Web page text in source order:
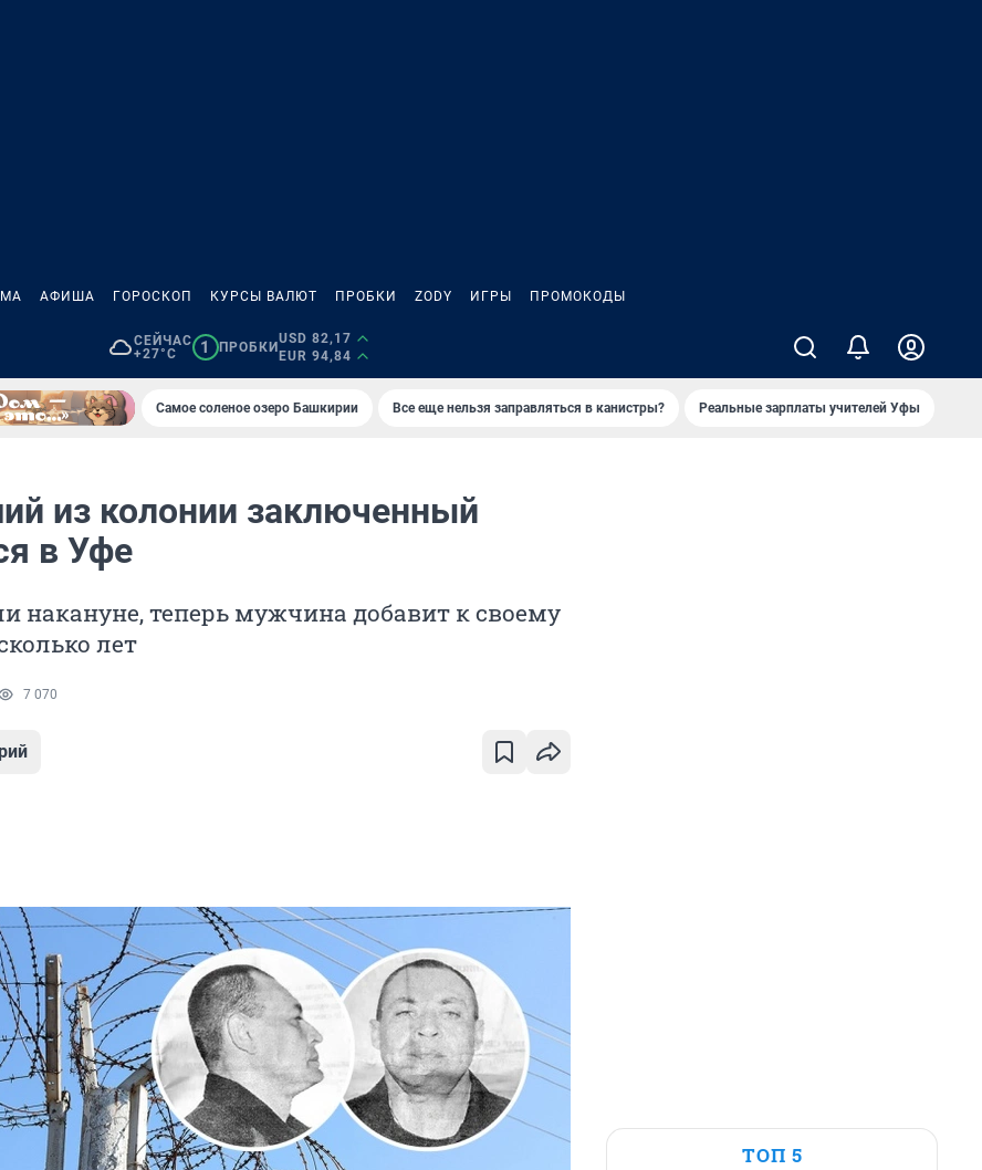
АФИША ГОРОСКОП КУРСЫ ВАЛЮТ ПРОБКИ ZODY ИГРЫ ПРОМОКОДЫ
СЕЙЧАС
+27°C
1 ПРОБКИ
USD 82,17
EUR 94,84
Самое соленое озеро Башкирии Все еще нельзя заправляться в канистры? Реальные зарплаты учителей Уфы
из колонии заключенный
в Уфе
накануне, теперь мужчина добавит к своему
лет
7 070
ТОП 5